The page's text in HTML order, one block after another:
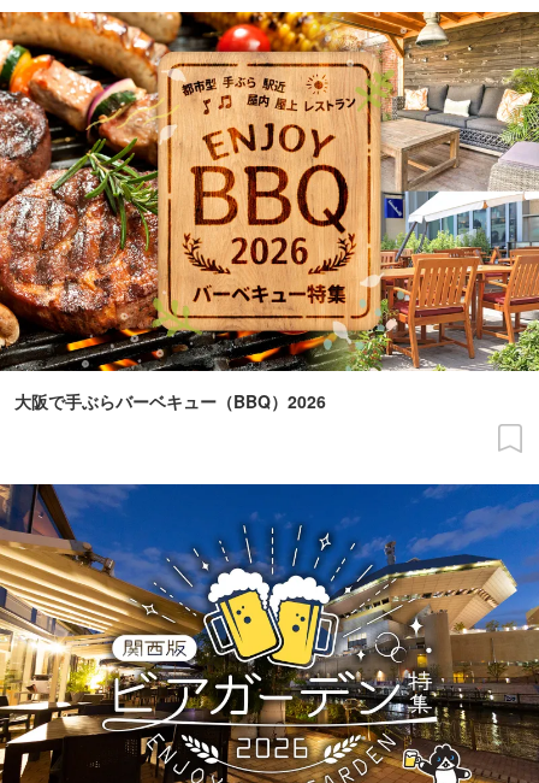
大阪で手ぶらバーベキュー（BBQ）2026